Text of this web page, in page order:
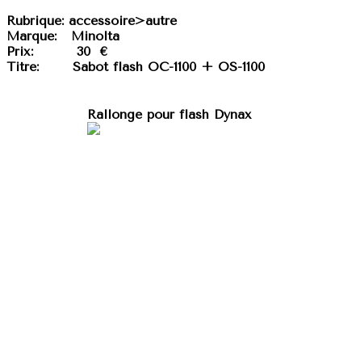
Rubrique: accessoire>autre
Marque:
Minolta
Prix: 30 €
Titre: Sabot flash OC-1100 + OS-1100
Rallonge pour flash Dynax